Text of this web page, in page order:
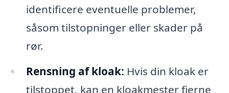
identificere eventuelle problemer,
såsom tilstopninger eller skader på
rør.
Rensning af kloak: Hvis din kloak er
tilstoppet, kan en kloakmester fjerne